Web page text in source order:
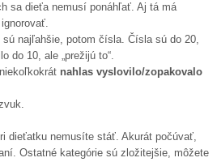
sa dieťa nemusí ponáhľať. Aj tá má
najľahšie, potom čísla. Čísla sú do 20,
do 10, ale „prežijú to“.
nahlas vyslovilo/zopakovalo
dieťatku nemusíte stáť. Akurát počúvať,
Ostatné kategórie sú zložitejšie, môžete